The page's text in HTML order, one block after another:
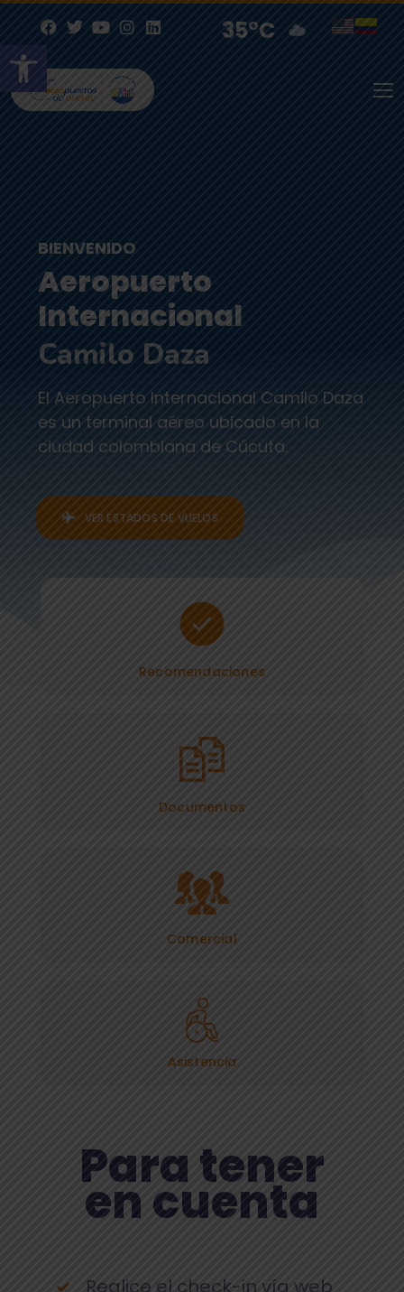
Abrir barra de herramientas
35°C
BIENVENIDO
Aeropuerto
Internacional
Camilo Daza
El Aeropuerto Internacional Camilo Daza
es un terminal aéreo ubicado en la
ciudad colombiana de Cúcuta.
VER ESTADOS DE VUELOS
Recomendaciones
Documentos
Comercial
Asistencia
Para tener
en cuenta